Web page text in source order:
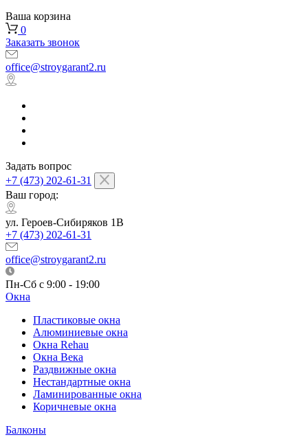
Ваша корзина
0
Заказать звонок
office@stroygarant2.ru
Задать вопрос
+7 (473) 202-61-31
Ваш город:
ул. Героев-Сибиряков 1В
+7 (473) 202-61-31
office@stroygarant2.ru
Пн-Сб с 9:00 - 19:00
Окна
Пластиковые окна
Алюминиевые окна
Окна Rehau
Окна Века
Раздвижные окна
Нестандартные окна
Ламинированные окна
Коричневые окна
Балконы